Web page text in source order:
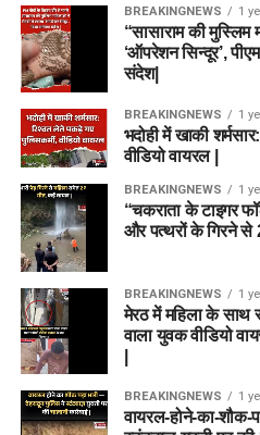
BREAKINGNEWS 1
“सासाराम की मुस्लिम
‘ऑपरेशन सिन्दूर’,
संदेश|
BREAKINGNEWS 1
भदोही में खाकी
वीडियो वायरल |
BREAKINGNEWS 1
“चकराता के टाइगर
और पत्थरों के गिरने से
BREAKINGNEWS 1
मेरठ में महिला के
वाला युवक वीडियो
BREAKINGNEWS 1
वायरल-होने-का-शौक-